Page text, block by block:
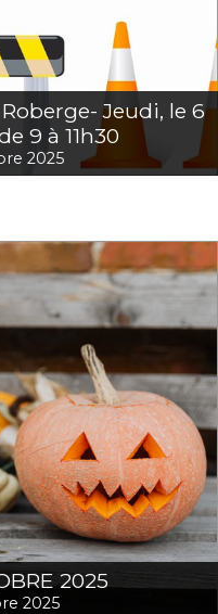
Jeudi, le 6
9 à 11h30
2025
2025
2025